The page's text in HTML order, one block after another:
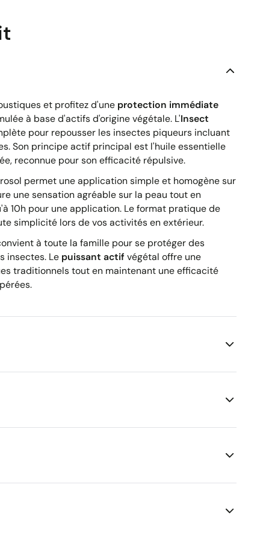
et profitez d'une protection immédiate
à base d'actifs d'origine végétale. L'Insect
pour repousser les insectes piqueurs incluant
Son principe actif principal est l'huile essentielle
reconnue pour son efficacité répulsive.
permet une application simple et homogène sur
une sensation agréable sur la peau tout en
10h pour une application. Le format pratique de
simplicité lors de vos activités en extérieur.
à toute la famille pour se protéger des
insectes. Le puissant actifvégétal offre une
traditionnels tout en maintenant une efficacité